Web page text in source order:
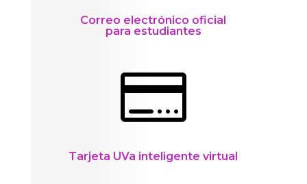
Correo electrónico oficial
para estudiantes

Tarjeta UVa inteligente virtual